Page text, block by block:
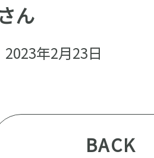
ん
年2月23日
BACK